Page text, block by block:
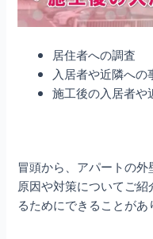
居住者への調査
入居者や近隣への
施工後の入居者や
冒頭から、アパートの
原因や対策についてご
るためにできることがあ